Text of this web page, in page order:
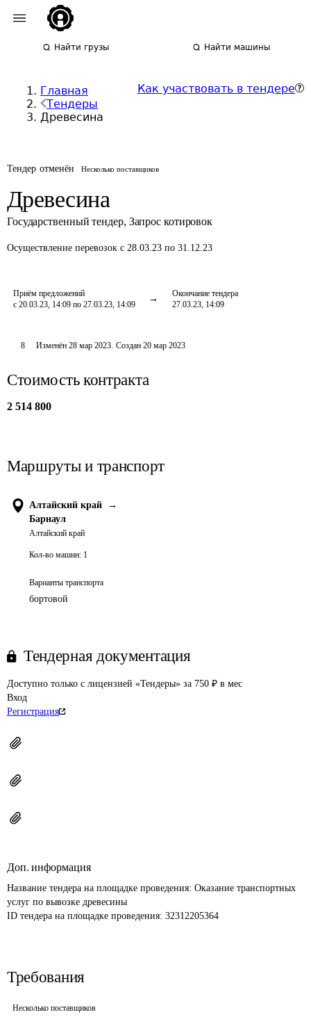
Найти грузы Найти машины
Главная
Тендеры
Древесина
Как участвовать в тендере
Тендер отменён Несколько поставщиков
Древесина
Государственный тендер, Запрос котировок
Осуществление перевозок с 28.03.23 по 31.12.23
Приём предложений
с 20.03.23, 14:09 по 27.03.23, 14:09
Окончание тендера
27.03.23, 14:09
8 Изменён 28 мар 2023. Создан 20 мар 2023
Стоимость контракта
2 514 800
Маршруты и транспорт
Алтайский край
→
Барнаул
Алтайский край
Кол-во машин: 1
Варианты транспорта
бортовой
Тендерная документация
Доступно только с лицензией «Тендеры» за 750 ₽ в мес
Вход
Регистрация
Доп. информация
Название тендера на площадке проведения: Оказание транспортных
услуг по вывозке древесины
ID тендера на площадке проведения: 32312205364
Требования
Несколько поставщиков